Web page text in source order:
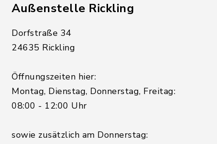
Außenstelle Rickling
Dorfstraße 34
24635 Rickling
Öffnungszeiten hier:
Montag, Dienstag, Donnerstag, Freitag:
08:00 - 12:00 Uhr
sowie zusätzlich am Donnerstag: